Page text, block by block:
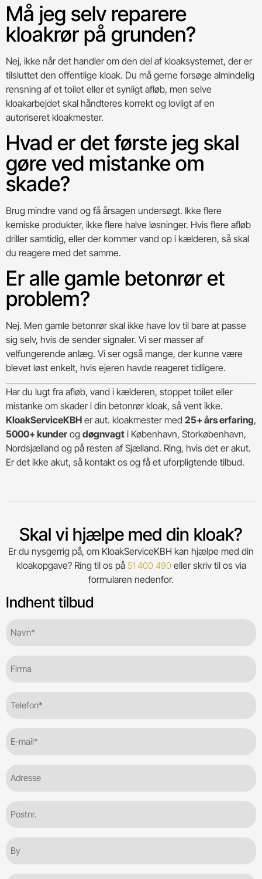
Må jeg selv reparere
kloakrør på grunden?
Nej, ikke når det handler om den del af kloaksystemet, der er
tilsluttet den offentlige kloak. Du må gerne forsøge almindelig
rensning af et toilet eller et synligt afløb, men selve
kloakarbejdet skal håndteres korrekt og lovligt af en
autoriseret kloakmester.
Hvad er det første jeg skal
gøre ved mistanke om
skade?
Brug mindre vand og få årsagen undersøgt. Ikke flere
kemiske produkter, ikke flere halve løsninger. Hvis flere afløb
driller samtidig, eller der kommer vand op i kælderen, så skal
du reagere med det samme.
Er alle gamle betonrør et
problem?
Nej. Men gamle betonrør skal ikke have lov til bare at passe
sig selv, hvis de sender signaler. Vi ser masser af
velfungerende anlæg. Vi ser også mange, der kunne være
blevet løst enkelt, hvis ejeren havde reageret tidligere.
Har du lugt fra afløb, vand i kælderen, stoppet toilet eller
mistanke om skader i din betonrør kloak, så vent ikke.
KloakServiceKBH er aut. kloakmester med 25+ års erfaring,
5000+ kunder og døgnvagt i København, Storkøbenhavn,
Nordsjælland og på resten af Sjælland. Ring, hvis det er akut.
Er det ikke akut, så kontakt os og få et uforpligtende tilbud.
Skal vi hjælpe med din kloak?
Er du nysgerrig på, om KloakServiceKBH kan hjælpe med din
kloakopgave? Ring til os på 51 400 490 eller skriv til os via
formularen nedenfor.
Indhent tilbud
(Required)
(Required)
mail